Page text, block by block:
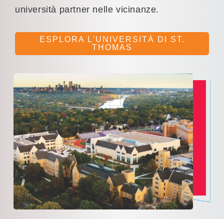
università partner nelle vicinanze.
ESPLORA L'UNIVERSITÀ DI ST.
THOMAS